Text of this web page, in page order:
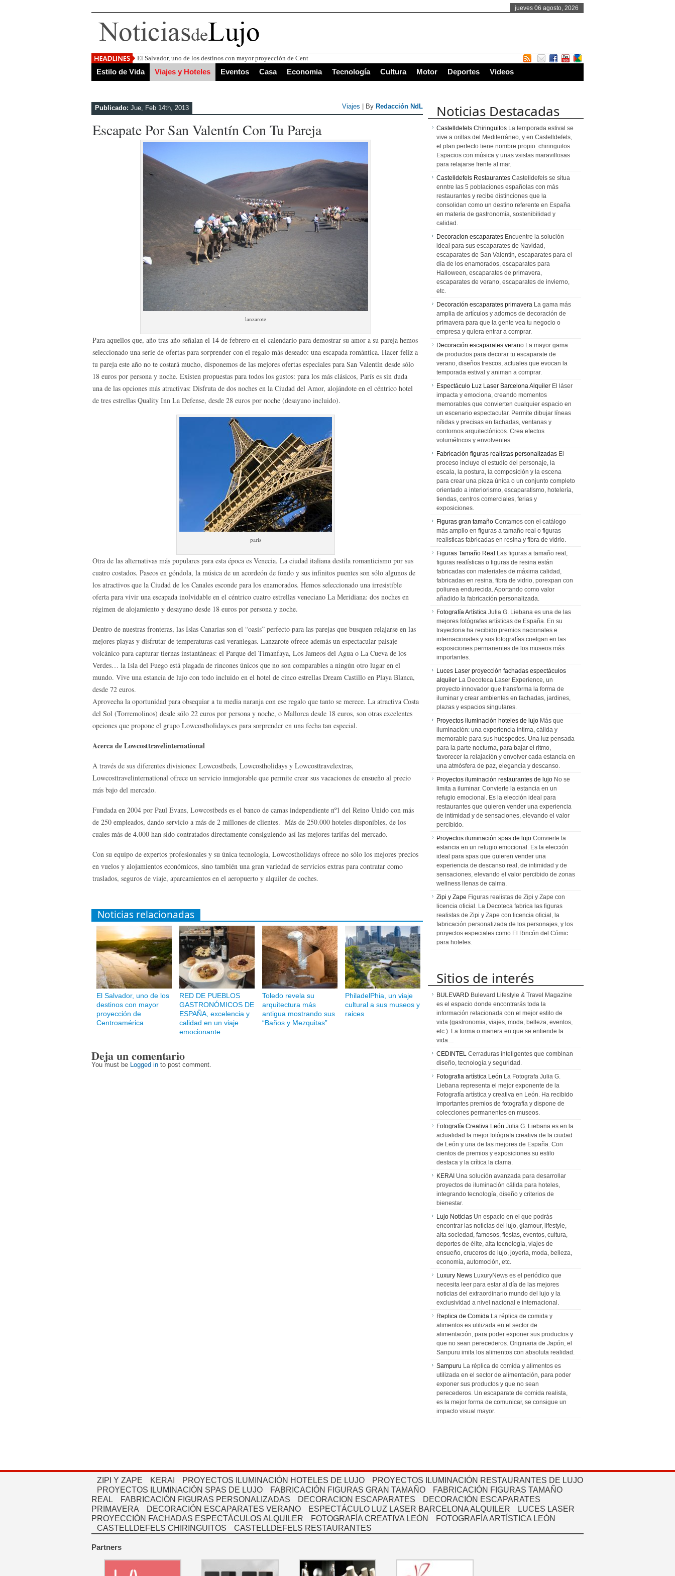
jueves 06 agosto, 2026
El Salvador, uno de los destinos con mayor proyección de Centroamérica
Estilo de Vida Viajes y Hoteles Eventos Casa Economia Tecnología Cultura Motor Deportes Videos
Publicado: Jue, Feb 14th, 2013 Viajes | By Redacción NdL
Escapate Por San Valentín Con Tu Pareja
lanzarote
Para aquellos que, año tras año señalan el 14 de febrero en el calendario para demostrar su amor a su pareja hemos
seleccionado una serie de ofertas para sorprender con el regalo más deseado: una escapada romántica. Hacer feliz a
tu pareja este año no te costará mucho, disponemos de las mejores ofertas especiales para San Valentín desde sólo
18 euros por persona y noche. Existen propuestas para todos los gustos: para los más clásicos, París es sin duda
una de las opciones más atractivas: Disfruta de dos noches en la Ciudad del Amor, alojándote en el céntrico hotel
de tres estrellas Quality Inn La Defense, desde 28 euros por noche (desayuno incluido).
paris
Otra de las alternativas más populares para esta época es Venecia. La ciudad italiana destila romanticismo por sus
cuatro costados. Paseos en góndola, la música de un acordeón de fondo y sus infinitos puentes son sólo algunos de
los atractivos que la Ciudad de los Canales esconde para los enamorados. Hemos seleccionado una irresistible
oferta para vivir una escapada inolvidable en el céntrico cuatro estrellas veneciano La Meridiana: dos noches en
régimen de alojamiento y desayuno desde 18 euros por persona y noche.
Dentro de nuestras fronteras, las Islas Canarias son el “oasis” perfecto para las parejas que busquen relajarse en las
mejores playas y disfrutar de temperaturas casi veraniegas. Lanzarote ofrece además un espectacular paisaje
volcánico para capturar tiernas instantáneas: el Parque del Timanfaya, Los Jameos del Agua o La Cueva de los
Verdes… la Isla del Fuego está plagada de rincones únicos que no son comparables a ningún otro lugar en el
mundo. Vive una estancia de lujo con todo incluido en el hotel de cinco estrellas Dream Castillo en Playa Blanca,
desde 72 euros.
Aprovecha la oportunidad para obsequiar a tu media naranja con ese regalo que tanto se merece. La atractiva Costa
del Sol (Torremolinos) desde sólo 22 euros por persona y noche, o Mallorca desde 18 euros, son otras excelentes
opciones que propone el grupo Lowcostholidays.es para sorprender en una fecha tan especial.
Acerca de Lowcosttravelinternational
A través de sus diferentes divisiones: Lowcostbeds, Lowcostholidays y Lowcosttravelextras,
Lowcosttravelinternational ofrece un servicio inmejorable que permite crear sus vacaciones de ensueño al precio
más bajo del mercado.
Fundada en 2004 por Paul Evans, Lowcostbeds es el banco de camas independiente nº1 del Reino Unido con más
de 250 empleados, dando servicio a más de 2 millones de clientes. Más de 250.000 hoteles disponibles, de los
cuales más de 4.000 han sido contratados directamente consiguiendo así las mejores tarifas del mercado.
Con su equipo de expertos profesionales y su única tecnología, Lowcostholidays ofrece no sólo los mejores precios
en vuelos y alojamientos económicos, sino también una gran variedad de servicios extras para contratar como
traslados, seguros de viaje, aparcamientos en el aeropuerto y alquiler de coches.
Noticias relacionadas
El Salvador, uno de los
destinos con mayor
proyección de
Centroamérica
RED DE PUEBLOS
GASTRONÓMICOS DE
ESPAÑA, excelencia y
calidad en un viaje
emocionante
Toledo revela su
arquitectura más
antigua mostrando sus
“Baños y Mezquitas”
PhiladelPhia, un viaje
cultural a sus museos y
raices
Deja un comentario
You must be Logged in to post comment.
Noticias Destacadas
Castelldefels Chiringuitos La temporada estival se
vive a orillas del Mediterráneo, y en Castelldefels,
el plan perfecto tiene nombre propio: chiringuitos.
Espacios con música y unas vsistas maravillosas
para relajarse frente al mar.
Castelldefels Restaurantes Castelldefels se situa
enntre las 5 poblaciones españolas con más
restaurantes y recibe distinciones que la
consolidan como un destino referente en España
en materia de gastronomía, sostenibilidad y
calidad.
Decoracion escaparates Encuentre la solución
ideal para sus escaparates de Navidad,
escaparates de San Valentín, escaparates para el
día de los enamorados, escaparates para
Halloween, escaparates de primavera,
escaparates de verano, escaparates de invierno,
etc.
Decoración escaparates primavera La gama más
amplia de artículos y adornos de decoración de
primavera para que la gente vea tu negocio o
empresa y quiera entrar a comprar.
Decoración escaparates verano La mayor gama
de productos para decorar tu escaparate de
verano, diseños frescos, actuales que evocan la
temporada estival y animan a comprar.
Espectáculo Luz Laser Barcelona Alquiler El láser
impacta y emociona, creando momentos
memorables que convierten cualquier espacio en
un escenario espectacular. Permite dibujar líneas
nítidas y precisas en fachadas, ventanas y
contornos arquitectónicos. Crea efectos
volumétricos y envolventes
Fabricación figuras realistas personalizadas El
proceso incluye el estudio del personaje, la
escala, la postura, la composición y la escena
para crear una pieza única o un conjunto completo
orientado a interiorismo, escaparatismo, hotelería,
tiendas, centros comerciales, ferias y
exposiciones.
Figuras gran tamaño Contamos con el catálogo
más amplio en figuras a tamaño real o figuras
realísticas fabricadas en resina y fibra de vidrio.
Figuras Tamaño Real Las figuras a tamaño real,
figuras realísticas o figuras de resina están
fabricadas con materiales de máxima calidad,
fabricadas en resina, fibra de vidrio, porexpan con
poliurea endurecida. Aportando como valor
añadido la fabricación personalizada.
Fotografía Artística Julia G. Liebana es una de las
mejores fotógrafas artísticas de España. En su
trayectoria ha recibido premios nacionales e
internacionales y sus fotografías cuelgan en las
exposiciones permanentes de los museos más
importantes.
Luces Laser proyección fachadas espectáculos
alquiler La Decoteca Laser Experience, un
proyecto innovador que transforma la forma de
iluminar y crear ambientes en fachadas, jardines,
plazas y espacios singulares.
Proyectos iluminación hoteles de lujo Más que
iluminación: una experiencia íntima, cálida y
memorable para sus huéspedes. Una luz pensada
para la parte nocturna, para bajar el ritmo,
favorecer la relajación y envolver cada estancia en
una atmósfera de paz, elegancia y descanso.
Proyectos iluminación restaurantes de lujo No se
limita a iluminar. Convierte la estancia en un
refugio emocional. Es la elección ideal para
restaurantes que quieren vender una experiencia
de intimidad y de sensaciones, elevando el valor
percibido.
Proyectos iluminación spas de lujo Convierte la
estancia en un refugio emocional. Es la elección
ideal para spas que quieren vender una
experiencia de descanso real, de intimidad y de
sensaciones, elevando el valor percibido de zonas
wellness llenas de calma.
Zipi y Zape Figuras realistas de Zipi y Zape con
licencia oficial. La Decoteca fabrica las figuras
realistas de Zipi y Zape con licencia oficial, la
fabricación personalizada de los personajes, y los
proyectos especiales como El Rincón del Cómic
para hoteles.
Sitios de interés
BULEVARD Bulevard Lifestyle & Travel Magazine
es el espacio donde encontrarás toda la
información relacionada con el mejor estilo de
vida (gastronomia, viajes, moda, belleza, eventos,
etc.). La forma o manera en que se entiende la
vida…
CEDINTEL Cerraduras inteligentes que combinan
diseño, tecnología y seguridad.
Fotografia artística León La Fotografa Julia G.
Liebana representa el mejor exponente de la
Fotografía artística y creativa en León. Ha recibido
importantes premios de fotografía y dispone de
colecciones permanentes en museos.
Fotografía Creativa León Julia G. Liebana es en la
actualidad la mejor fotógrafa creativa de la ciudad
de León y una de las mejores de España. Con
cientos de premios y exposiciones su estilo
destaca y la crítica la clama.
KERAI Una solución avanzada para desarrollar
proyectos de iluminación cálida para hoteles,
integrando tecnología, diseño y criterios de
bienestar.
Lujo Noticias Un espacio en el que podrás
encontrar las noticias del lujo, glamour, lifestyle,
alta sociedad, famosos, fiestas, eventos, cultura,
deportes de élite, alta tecnología, viajes de
ensueño, cruceros de lujo, joyería, moda, belleza,
economía, automoción, etc.
Luxury News LuxuryNews es el periódico que
necesita leer para estar al día de las mejores
noticias del extraordinario mundo del lujo y la
exclusividad a nivel nacional e internacional.
Replica de Comida La réplica de comida y
alimentos es utilizada en el sector de
alimentación, para poder exponer sus productos y
que no sean perecederos. Originaria de Japón, el
Sanpuru imita los alimentos con absoluta realidad.
Sampuru La réplica de comida y alimentos es
utilizada en el sector de alimentación, para poder
exponer sus productos y que no sean
perecederos. Un escaparate de comida realista,
es la mejor forma de comunicar, se consigue un
impacto visual mayor.
ZIPI Y ZAPE KERAI PROYECTOS ILUMINACIÓN HOTELES DE LUJO
PROYECTOS ILUMINACIÓN RESTAURANTES DE LUJO
PROYECTOS ILUMINACIÓN SPAS DE LUJO
FABRICACIÓN FIGURAS GRAN TAMAÑO
FABRICACIÓN FIGURAS TAMAÑO
REAL
FABRICACIÓN FIGURAS PERSONALIZADAS DECORACION ESCAPARATES
DECORACIÓN ESCAPARATES
PRIMAVERA
DECORACIÓN ESCAPARATES VERANO ESPECTÁCULO LUZ LASER BARCELONA ALQUILER
LUCES LASER
PROYECCIÓN FACHADAS ESPECTÁCULOS ALQUILER
FOTOGRAFÍA CREATIVA LEÓN
FOTOGRAFÍA ARTÍSTICA LEÓN
CASTELLDEFELS CHIRINGUITOS
CASTELLDEFELS RESTAURANTES
Partners